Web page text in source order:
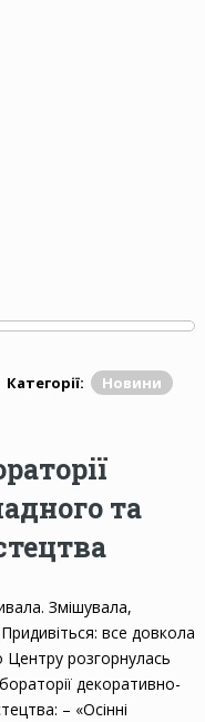
Категорії:
Новини
та
Змішувала,
все довкола
Центру розгорнулась
декоративно-
– «Осінні